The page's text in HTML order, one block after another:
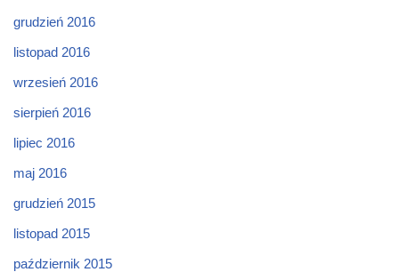
grudzień 2016
listopad 2016
wrzesień 2016
sierpień 2016
lipiec 2016
maj 2016
grudzień 2015
listopad 2015
październik 2015